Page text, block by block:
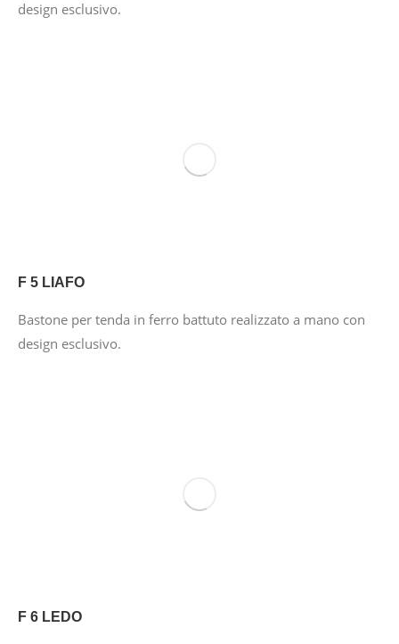
design esclusivo.
F 5 LIAFO
Bastone per tenda in ferro battuto realizzato a mano con
design esclusivo.
F 6 LEDO